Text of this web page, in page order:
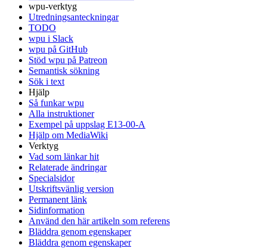
wpu-verktyg
Utredningsanteckningar
TODO
wpu i Slack
wpu på GitHub
Stöd wpu på Patreon
Semantisk sökning
Sök i text
Hjälp
Så funkar wpu
Alla instruktioner
Exempel på uppslag E13-00-A
Hjälp om MediaWiki
Verktyg
Vad som länkar hit
Relaterade ändringar
Specialsidor
Utskriftsvänlig version
Permanent länk
Sidinformation
Använd den här artikeln som referens
Bläddra genom egenskaper
Bläddra genom egenskaper